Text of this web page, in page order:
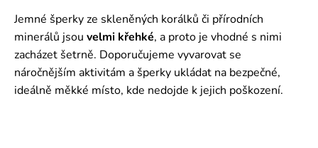
Jemné šperky ze skleněných korálků či přírodních
minerálů jsou velmi křehké, a proto je vhodné s nimi
zacházet šetrně. Doporučujeme vyvarovat se
náročnějším aktivitám a šperky ukládat na bezpečné,
ideálně měkké místo, kde nedojde k jejich poškození.